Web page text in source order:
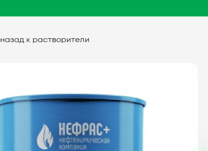
назад к растворители